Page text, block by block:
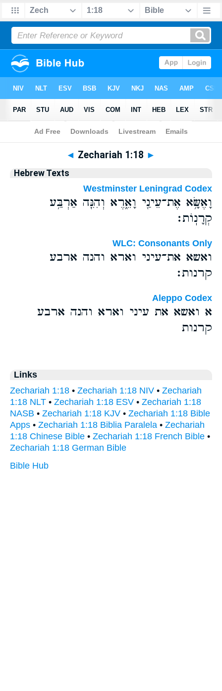
Bible> Hebrew> Zechariah 1:18
◄ Zechariah 1:18 ►
Hebrew Texts
Westminster Leningrad Codex
וָאֶשָּׂ֥א אֶת־עֵינַ֖י וָאֵ֑רֶא וְהִנֵּ֖ה אַרְבַּ֥ע
קְרָנֽוֹת׃
WLC: Consonants Only
ואשא את־עיני וארא והנה ארבע
קרנות׃
Aleppo Codex
א ואשא את עיני וארא והנה ארבע
קרנות
Links
Zechariah 1:18 • Zechariah 1:18 NIV • Zechariah
1:18 NLT • Zechariah 1:18 ESV • Zechariah 1:18
NASB • Zechariah 1:18 KJV • Zechariah 1:18 Bible
Apps • Zechariah 1:18 Biblia Paralela • Zechariah
1:18 Chinese Bible • Zechariah 1:18 French Bible •
Zechariah 1:18 German Bible
Bible Hub